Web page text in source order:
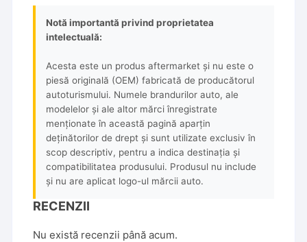
Notă importantă privind proprietatea
intelectuală:
Acesta este un produs aftermarket și nu este o
piesă originală (OEM) fabricată de producătorul
autoturismului. Numele brandurilor auto, ale
modelelor și ale altor mărci înregistrate
menționate în această pagină aparțin
deținătorilor de drept și sunt utilizate exclusiv în
scop descriptiv, pentru a indica destinația și
compatibilitatea produsului. Produsul nu include
și nu are aplicat logo-ul mărcii auto.
RECENZII
Nu există recenzii până acum.